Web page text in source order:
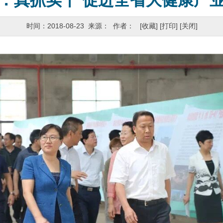
时间：2018-08-23 来源： 作者： [收藏] [打印] [关闭]